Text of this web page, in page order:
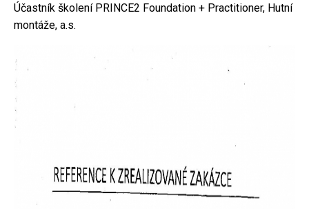
Účastník školení PRINCE2 Foundation + Practitioner, Hutní
montáže, a.s.